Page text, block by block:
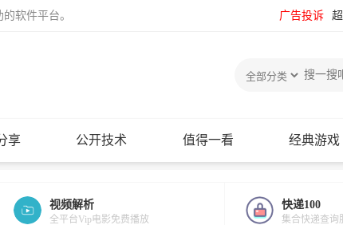
软件平台。 广告投诉
享 公开技术 值得一看 经典游戏
视频解析
全平台Vip电影免费播放
快递100
集合快递查询